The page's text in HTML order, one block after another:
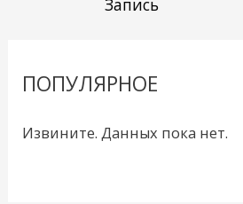
Запись
ПОПУЛЯРНОЕ
Извините. Данных пока нет.